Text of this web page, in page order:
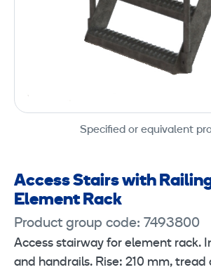
Specified or equivalent
Access Stairs with
Element Rack
Product group code: 7493800
Access stairway for element rack.
and handrails. Rise: 210 mm, tread